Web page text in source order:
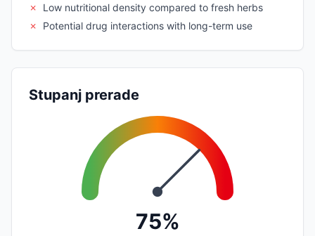
✗
Low nutritional density compared to fresh herbs
✗
Potential drug interactions with long-term use
Stupanj prerade
75%